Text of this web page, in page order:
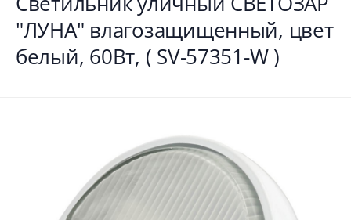
"ЛУНА" влагозащищенный, цвет
белый, 60Вт, ( SV-57351-W )